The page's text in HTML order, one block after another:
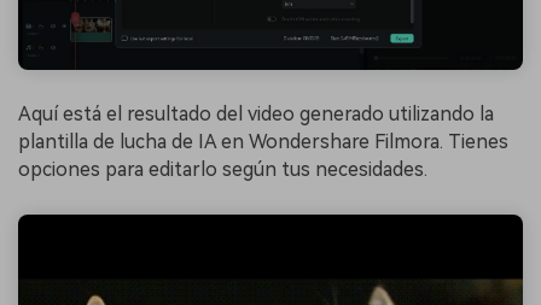
Aquí está el resultado del video generado utilizando la
plantilla de lucha de IA en Wondershare Filmora. Tienes
opciones para editarlo según tus necesidades.